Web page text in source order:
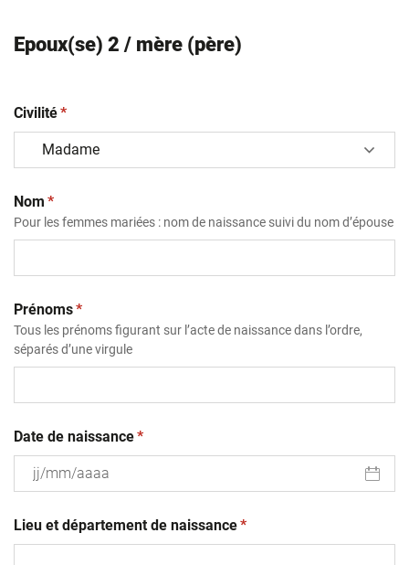
Epoux(se) 2 / mère (père)
Civilité(obligatoire)
*
Nom (obligatoire)
*
Pour les femmes mariées : nom de naissance suivi du nom d’épouse
Prénoms(obligatoire)
*
Tous les prénoms figurant sur l’acte de naissance dans l’ordre,
séparés d’une virgule
Date de naissance(obligatoire)
*
slash
MM
Lieu et département de naissance(obligatoire)
*